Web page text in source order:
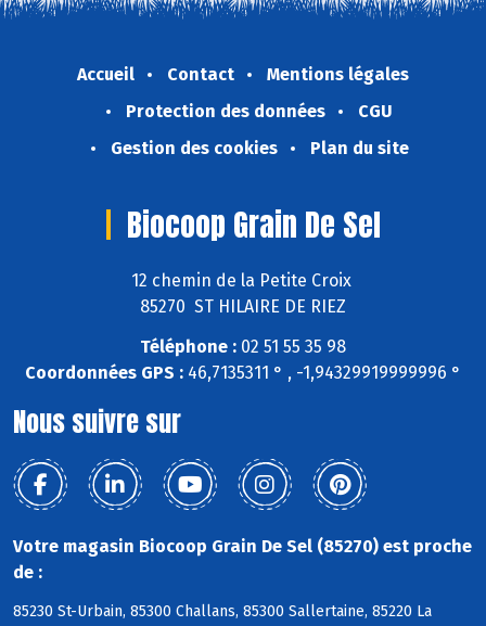
Accueil Contact
Mentions légales
Protection des données
CGU
Gestion des cookies
Plan du site
Biocoop Grain De Sel
12 chemin de la Petite Croix
85270 ST HILAIRE DE RIEZ
Téléphone : 02 51 55 35 98
Coordonnées GPS : 46,7135311 ° , -1,94329919999996 °
Nous suivre sur
Votre magasin Biocoop Grain De Sel (85270) est proche
de :
85230 St-Urbain, 85300 Challans, 85300 Sallertaine, 85220 La